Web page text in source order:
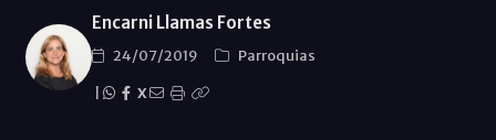
Encarni Llamas Fortes
24/07/2019
Parroquias
X